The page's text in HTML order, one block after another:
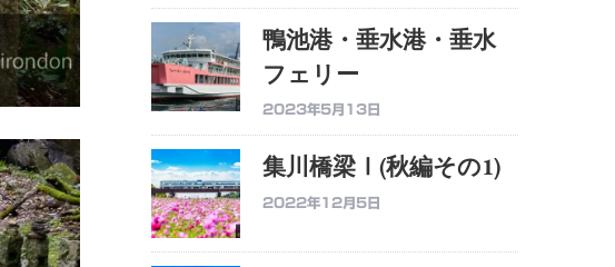
鴨池港・垂水港・垂水
フェリー
2023年5月13日
集川橋梁Ⅰ(秋編その1)
2022年12月5日